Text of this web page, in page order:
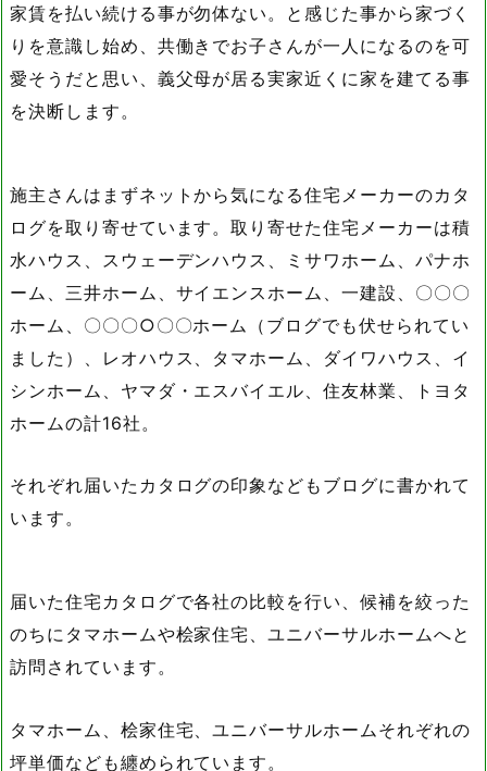
家賃を払い続ける事が勿体ない。と感じた事から家づく
りを意識し始め、共働きでお子さんが一人になるのを可
愛そうだと思い、義父母が居る実家近くに家を建てる事
を決断します。
施主さんはまずネットから気になる住宅メーカーのカタ
ログを取り寄せています。取り寄せた住宅メーカーは積
水ハウス、スウェーデンハウス、ミサワホーム、パナホ
ーム、三井ホーム、サイエンスホーム、一建設、〇〇〇
ホーム、〇〇〇○〇〇ホーム（ブログでも伏せられてい
ました）、レオハウス、タマホーム、ダイワハウス、イ
シンホーム、ヤマダ・エスバイエル、住友林業、トヨタ
ホームの計16社。
それぞれ届いたカタログの印象などもブログに書かれて
います。
届いた住宅カタログで各社の比較を行い、候補を絞った
のちにタマホームや桧家住宅、ユニバーサルホームへと
訪問されています。
タマホーム、桧家住宅、ユニバーサルホームそれぞれの
坪単価なども纏められています。